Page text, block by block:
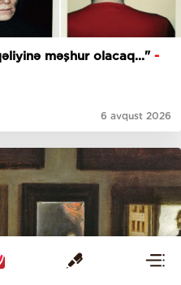
məşhur olacaq..." -
6 avqust 2026